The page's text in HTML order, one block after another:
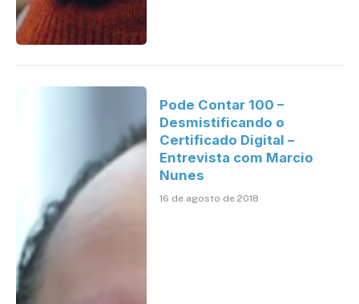
Pode Contar 100 –
Desmistificando o
Certificado Digital –
Entrevista com Marcio
Nunes
16 de agosto de 2018